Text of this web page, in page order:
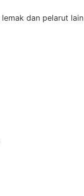
dan pelarut lain